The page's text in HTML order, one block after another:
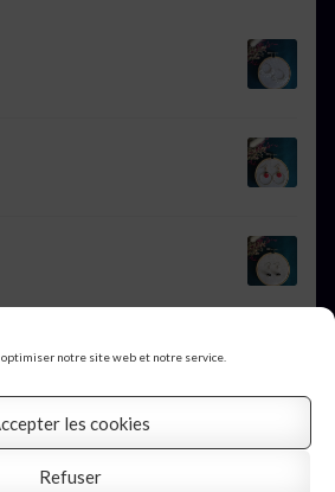
notre site web et notre service.
les cookies
Refuser
2026
Construit avec Storefront &